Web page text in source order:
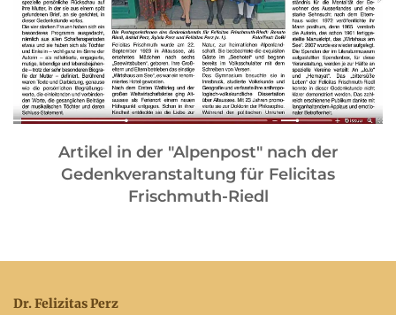
Artikel in der "Alpenpost" nach der
Gedenkveranstaltung für Felicitas
Frischmuth-Riedl
Dr. Felizitas Perz